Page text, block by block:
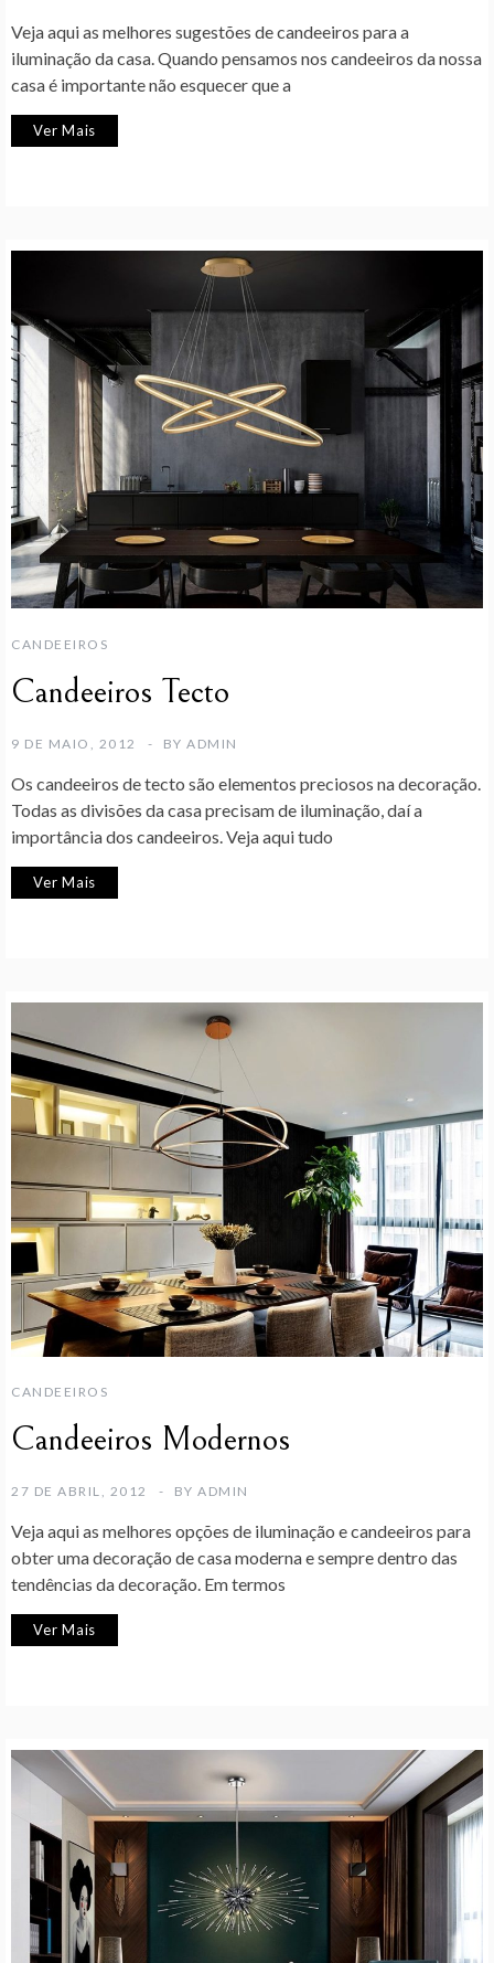
Veja aqui as melhores sugestões de candeeiros para a
iluminação da casa. Quando pensamos nos candeeiros da nossa
casa é importante não esquecer que a
Ver Mais
CANDEEIROS
Candeeiros Tecto
9 DE MAIO, 2012 BY ADMIN
Os candeeiros de tecto são elementos preciosos na decoração.
Todas as divisões da casa precisam de iluminação, daí a
importância dos candeeiros. Veja aqui tudo
Ver Mais
CANDEEIROS
Candeeiros Modernos
27 DE ABRIL, 2012 BY ADMIN
Veja aqui as melhores opções de iluminação e candeeiros para
obter uma decoração de casa moderna e sempre dentro das
tendências da decoração. Em termos
Ver Mais